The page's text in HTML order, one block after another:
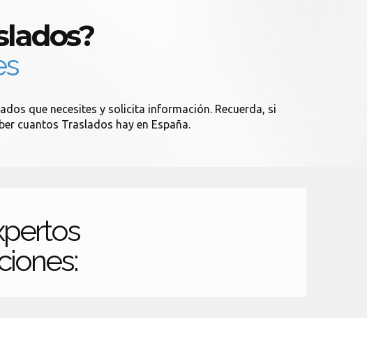
que necesites y solicita información. Recuerda, si
cuantos Traslados hay en España.